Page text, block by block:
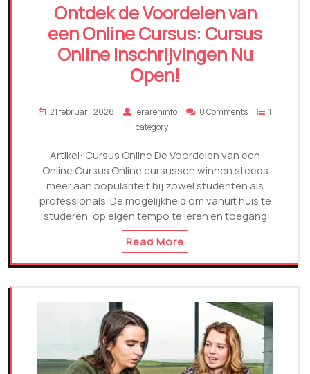
Ontdek de Voordelen van
een Online Cursus: Cursus
Online Inschrijvingen Nu
Open!
21 februari, 2026 lerareninfo 0 Comments
1
category
Artikel: Cursus Online De Voordelen van een
Online Cursus Online cursussen winnen steeds
meer aan populariteit bij zowel studenten als
professionals. De mogelijkheid om vanuit huis te
studeren, op eigen tempo te leren en toegang
Read More